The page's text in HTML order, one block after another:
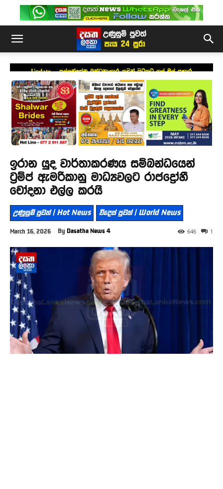
Update – පල්ලන්සේන බන්ධනාගාර තුළින් පිටතට ගල් මුල් ප්‍රහාර
ඉරාන යුද වාර්තාකරණය සම්බන්ධයෙන්
ට්‍රම්ප් ඇමරිකානු මාධ්‍යවලට රාජද්‍රෝහී
චෝදනා එල්ල කරයි
උණුසුම් පුවත් | Hot News විදෙස් පුවත් | World News
March 16, 2026 By Dasatha News 4 1
646